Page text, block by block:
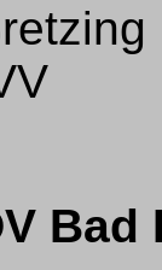
Bad